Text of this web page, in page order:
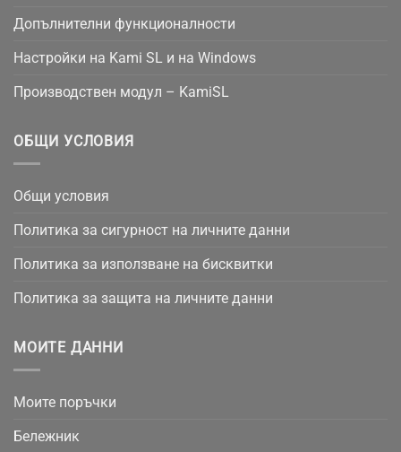
Допълнителни функционалности
Настройки на Kami SL и на Windows
Производствен модул – KamiSL
ОБЩИ УСЛОВИЯ
Общи условия
Политика за сигурност на личните данни
Политика за използване на бисквитки
Политика за защита на личните данни
МОИТЕ ДАННИ
Моите поръчки
Бележник